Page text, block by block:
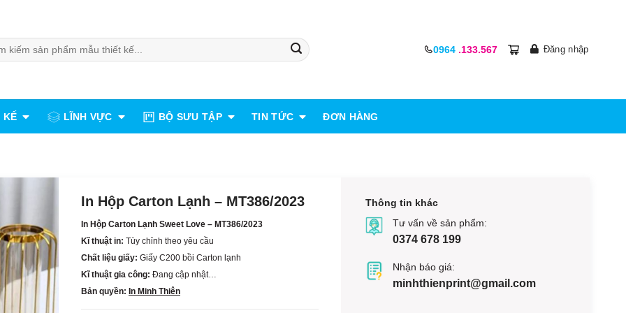
0964 .133.567
KẾ LĨNH VỰC BỘ SƯU TẬP TIN TỨC ĐƠN HÀNG
In Hộp Carton Lạnh – MT386/2023
In Hộp Carton Lạnh Sweet Love – MT386/2023
Kĩ thuật in: Tùy chỉnh theo yêu cầu
Chất liệu giấy: Giấy C200 bồi Carton lạnh
Kĩ thuật gia công: Đang cập nhật…
Bản quyền: In Minh Thiên
Thông tin khác
Tư vấn về sản phẩm:
0374 678 199
Nhận báo giá:
minhthienprint@gmail.com